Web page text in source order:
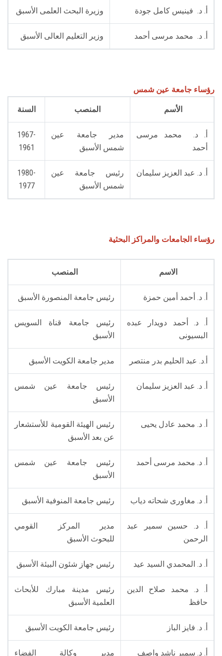
هيئة التدريس
الدراسات العليا
الزائـرون
وزيرة البحث العلمى الأسبق أ. د. فينيس كامل جودة
وزير التعليم العالى الأسبق أ. د. محمد مرسى أحمد
رؤساء جامعة عين شمس
الأسم المنصب السنة
أ. د. محمد مرسى
أحمد
مدير جامعة عين
شمس الأسبق
1967-
1961
أ. د. عبد العزيز سليمان
رئيس جامعة عين
شمس الأسبق
1980-
1977
رؤساء الجامعات والمراكز البحثية
الاسم المنصب
أ. د. أحمد أمين حمزة رئيس جامعة المنصورة الأسبق
أ. د. أحمد دويدار عبده
البسيونى
رئيس جامعة قناة السويس
الأسبق
أ.د. عبد الحليم بدر منتصر مدير جامعة الكويت الأسبق
أ. د. عبد العزيز سليمان
رئيس جامعة عين شمس
الأسبق
أ. د. محمد عادل يحيى
رئيس الهيئة القومية للأستشعار
عن بعد الأسبق
أ. د. محمد مرسى أحمد
رئيس جامعة عين شمس
الأسبق
أ. د. مغاورى شحاته دياب رئيس جامعة المنوفية الأسبق
أ. د. حسين سمير عبد
الرحمن
مدير المركز القومي
للبحوث الأسبق
أ. د. المحمدي السيد عيد رئيس جهاز شئون البيئة الأسبق
أ. د. محمد صلاح الدين
حافظ
رئيس مدينة مبارك للأبحاث
العلمية الأسبق
أ. د. فايز الباز رئيس جامعة الكويت الأسبق
أ. د. سمير ناشد واصف مدير وكالة الفضاء